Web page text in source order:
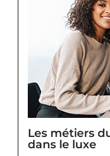
Les métiers
dans le luxe